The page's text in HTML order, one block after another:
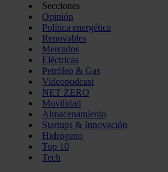
Secciones
Opinión
Política energética
Renovables
Mercados
Eléctricas
Petróleo & Gas
Videopodcast
NET ZERO
Movilidad
Almacenamiento
Startups & Innovación
Hidrógeno
Top 10
Tech